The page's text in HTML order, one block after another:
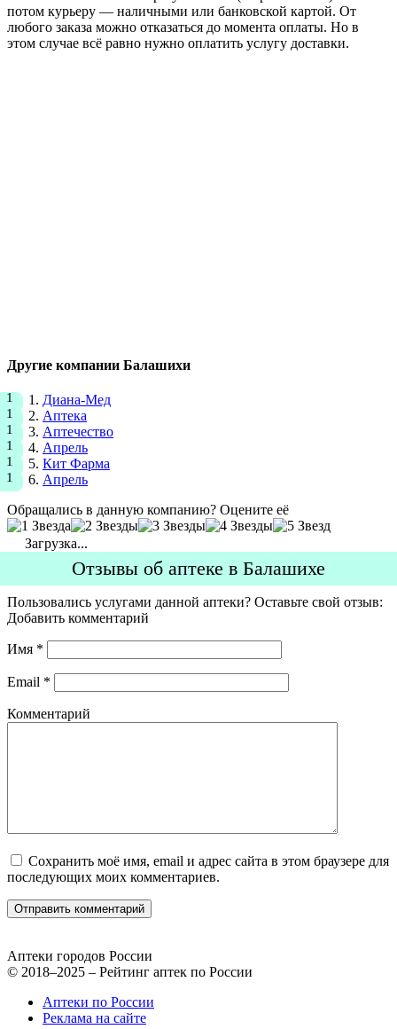
потом курьеру — наличными или банковской картой. От
любого заказа можно отказаться до момента оплаты. Но в
этом случае всё равно нужно оплатить услугу доставки.
Другие компании Балашихи
Диана-Мед
Аптека
Аптечество
Апрель
Кит Фарма
Апрель
Обращались в данную компанию? Оцените её
Загрузка...
Отзывы об аптеке в Балашихе
Пользовались услугами данной аптеки? Оставьте свой отзыв:
Добавить комментарий
Имя *
Email *
Комментарий
Сохранить моё имя, email и адрес сайта в этом браузере для
последующих моих комментариев.
Аптеки городов России
© 2018–2025 – Рейтинг аптек по России
Аптеки по России
Реклама на сайте